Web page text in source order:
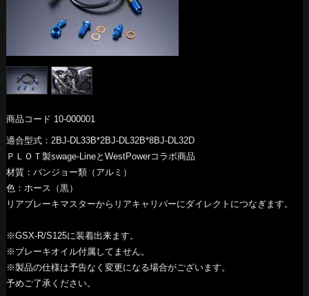
商品コード 10-000001
適合型式：2BJ-DL33B*2BJ-DL32B*8BJ-DL32D
ＰＬＯＴ製swage-LineとWestPowerコラボ商品
材質：バンジョー類（アルミ）
色：ホース（黒）
リアブレーキマスターからリアキャリパーにダイレクトにつなぎます。
※GSX-R/S125に装着出来ます。
※ブレーキオイル付属してません。
※製品の仕様は予告なく変更になる場合がございます。
予めご了承ください。